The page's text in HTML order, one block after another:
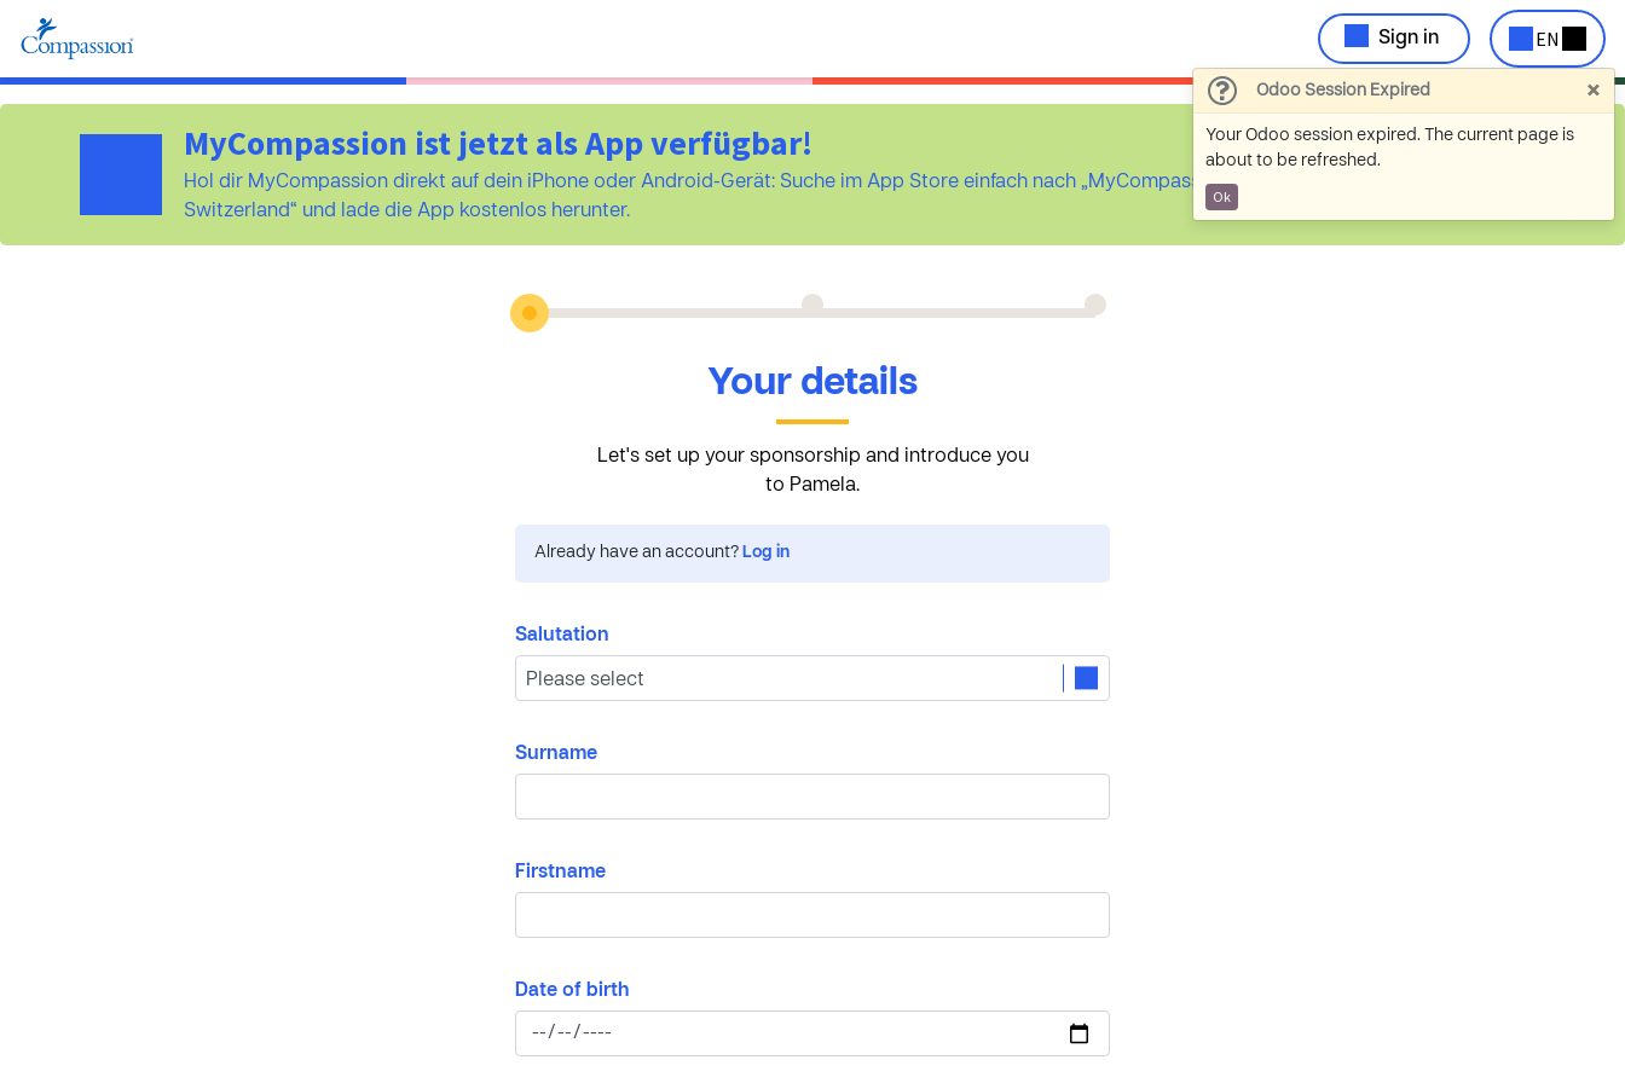
Odoo Session Expired ×
Your Odoo session expired. The current page is
about to be refreshed.
Ok
Sign in EN
MyCompassion ist jetzt als App verfügbar!
Hol dir MyCompassion direkt auf dein iPhone oder Android-Gerät: Suche im App Store einfach nach „MyCompassion
Switzerland“ und lade die App kostenlos herunter.
Your details
Let's set up your sponsorship and introduce you
to Pamela.
Already have an account? Log in
Salutation
Surname
Firstname
Date of birth